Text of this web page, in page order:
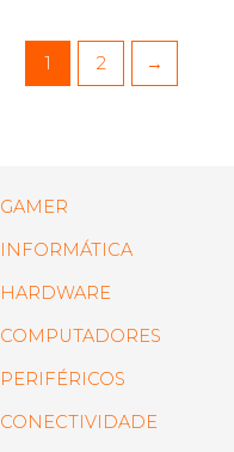
1 2 →
GAMER
INFORMÁTICA
HARDWARE
COMPUTADORES
PERIFÉRICOS
CONECTIVIDADE